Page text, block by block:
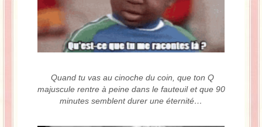
Quand tu vas au cinoche du coin, que ton Q
majuscule rentre à peine dans le fauteuil et que 90
minutes semblent durer une éternité…